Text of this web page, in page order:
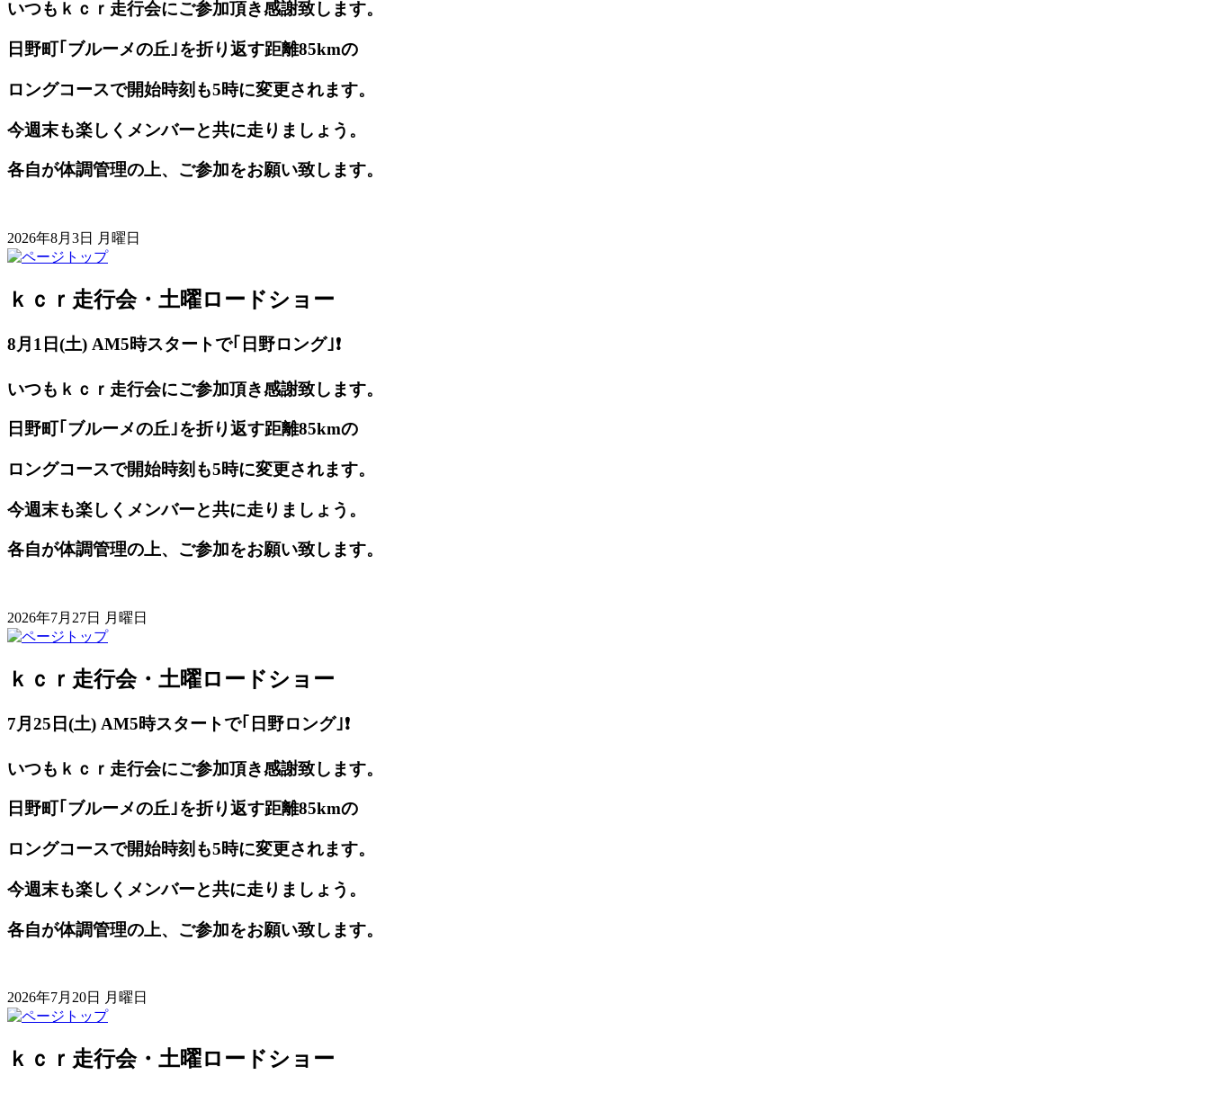
いつもｋｃｒ走行会にご参加頂き感謝致します。
日野町｢ブルーメの丘｣を折り返す距離85kmの
ロングコースで開始時刻も5時に変更されます。
今週末も楽しくメンバーと共に走りましょう。
各自が体調管理の上、ご参加をお願い致します。
2026年8月3日 月曜日
ｋｃｒ走行会・土曜ロードショー
8月1日(土) AM5時スタートで｢日野ロング｣❗️
いつもｋｃｒ走行会にご参加頂き感謝致します。
日野町｢ブルーメの丘｣を折り返す距離85kmの
ロングコースで開始時刻も5時に変更されます。
今週末も楽しくメンバーと共に走りましょう。
各自が体調管理の上、ご参加をお願い致します。
2026年7月27日 月曜日
ｋｃｒ走行会・土曜ロードショー
7月25日(土) AM5時スタートで｢日野ロング｣❗️
いつもｋｃｒ走行会にご参加頂き感謝致します。
日野町｢ブルーメの丘｣を折り返す距離85kmの
ロングコースで開始時刻も5時に変更されます。
今週末も楽しくメンバーと共に走りましょう。
各自が体調管理の上、ご参加をお願い致します。
2026年7月20日 月曜日
ｋｃｒ走行会・土曜ロードショー